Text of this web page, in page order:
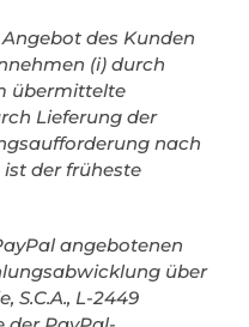
des Kunden
(i) durch
übermittelte
Lieferung der
nach
der früheste
angebotenen
über
S.C.A., L-2449